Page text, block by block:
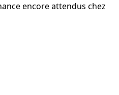
encore attendus chez